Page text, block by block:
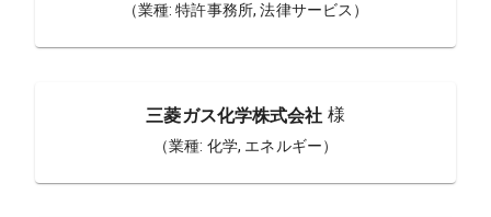
（業種:特許事務所, 法律サービス ）
三菱ガス化学株式会社 様
（業種: 化学, エネルギー）